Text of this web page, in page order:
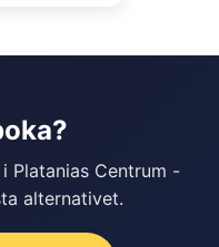
Platanias Centrum -
alternativet.